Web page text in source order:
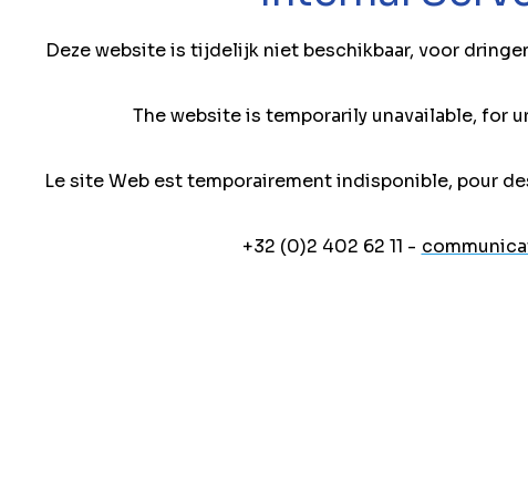
Deze website is tijdelijk niet beschikbaar, voor
The website is temporarily unavailable, for
Le site Web est temporairement indisponible, pour
+32 (0)2 402 62 11 -